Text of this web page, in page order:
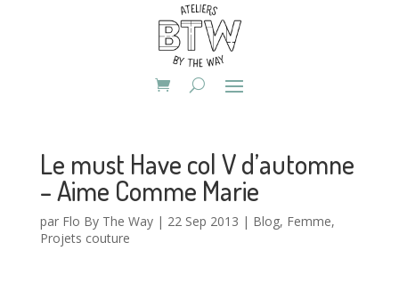
Le must Have col V d’automne
– Aime Comme Marie
par Flo By The Way| 22 Sep 2013 | Blog, Femme,
Projets couture